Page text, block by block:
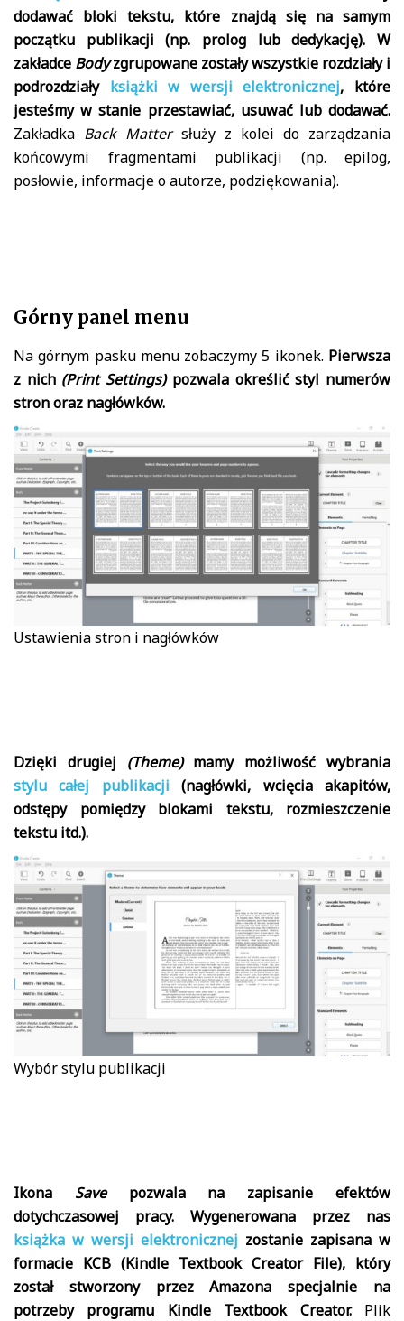
dodawać bloki tekstu, które znajdą się na samym
początku publikacji (np. prolog lub dedykację). W
zakładce Bodyzgrupowane zostały wszystkie rozdziały i
podrozdziały książki w wersji elektronicznej, które
jesteśmy w stanie przestawiać, usuwać lub dodawać.
Zakładka Back Mattersłuży z kolei do zarządzania
końcowymi fragmentami publikacji (np. epilog,
posłowie, informacje o autorze, podziękowania).
Górny panel menu
Na górnym pasku menu zobaczymy 5 ikonek. Pierwsza
z nich (Print Settings)pozwala określić styl numerów
stron oraz nagłówków.
Ustawienia stron i nagłówków
Dzięki drugiej (Theme)mamy możliwość wybrania
stylu całej publikacji (nagłówki, wcięcia akapitów,
odstępy pomiędzy blokami tekstu, rozmieszczenie
tekstu itd.).
Wybór stylu publikacji
Ikona Savepozwala na zapisanie efektów
dotychczasowej pracy. Wygenerowana przez nas
książka w wersji elektronicznej zostanie zapisana w
formacie KCB (Kindle Textbook Creator File), który
został stworzony przez Amazona specjalnie na
potrzeby programu Kindle Textbook Creator.Plik